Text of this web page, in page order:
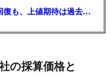
ビットコイン6万5000ドル回復も、上値期待は過去最低の23%
の採算価格と